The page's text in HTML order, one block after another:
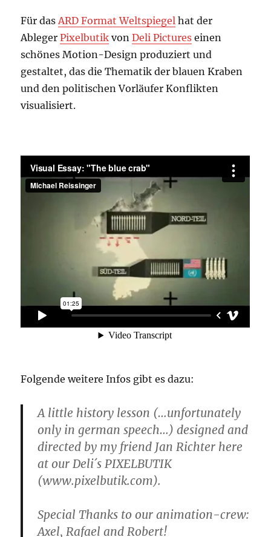
Für dasARD Format Weltspiegel hat der
AblegerPixelbutik vonDeli Pictures einen
schönes Motion-Design produziert und
gestaltet, das die Thematik der blauen Kraben
und den politischen Vorläufer Konflikten
visualisiert.
Folgende weitere Infos gibt es dazu:
A little history lesson (…unfortunately
only in german speech…) designed and
directed by my friend Jan Richter here
at our Deli´s PIXELBUTIK
(www.pixelbutik.com).
Special Thanks to our animation-crew:
Axel, Rafael and Robert!